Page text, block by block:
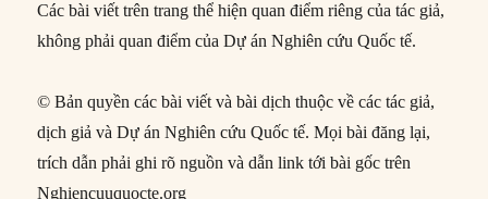
Các bài viết trên trang thể hiện quan điểm riêng của tác giả,
không phải quan điểm của Dự án Nghiên cứu Quốc tế.
© Bản quyền các bài viết và bài dịch thuộc về các tác giả,
dịch giả và Dự án Nghiên cứu Quốc tế. Mọi bài đăng lại,
trích dẫn phải ghi rõ nguồn và dẫn link tới bài gốc trên
Nghiencuuquocte.org